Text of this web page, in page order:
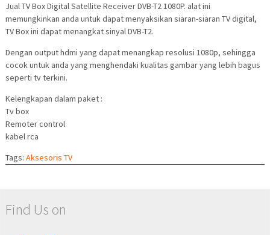
Jual TV Box Digital Satellite Receiver DVB-T2 1080P. alat ini
memungkinkan anda untuk dapat menyaksikan siaran-siaran TV digital,
TV Box ini dapat menangkat sinyal DVB-T2.
Dengan output hdmi yang dapat menangkap resolusi 1080p, sehingga
cocok untuk anda yang menghendaki kualitas gambar yang lebih bagus
seperti tv terkini.
Kelengkapan dalam paket :
Tv box
Remoter control
kabel rca
Tags: Aksesoris TV
Find Us on